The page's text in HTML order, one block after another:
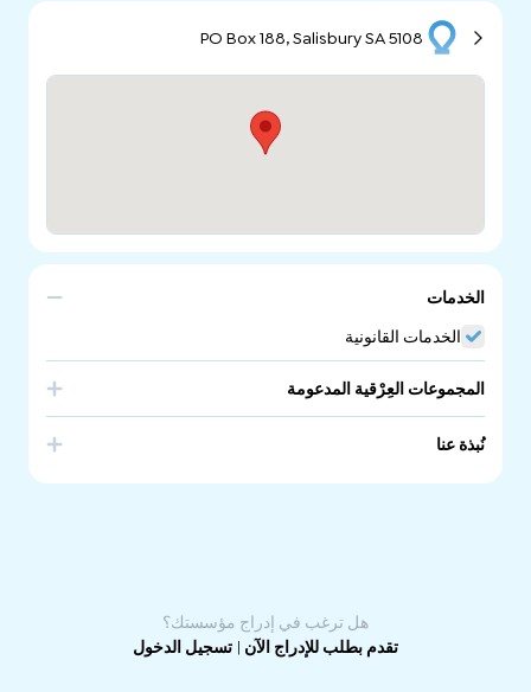
PO Box 188, Salisbury SA 5108
الخدمات
الخدمات القانونية
المجموعات العِرْقية المدعومة
نُبذة عنا
هل ترغب في إدراج مؤسستك؟
تقدم بطلب للإدراج الآن | تسجيل الدخول